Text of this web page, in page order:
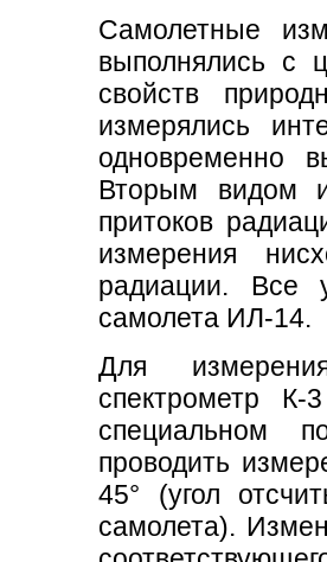
Самолетные
выполнялись с
свойств
измерялись
одновременно
Вторым видом
притоков
измерения
радиации. Все
самолета ИЛ-14.
Для
спектрометр
специальном
проводить
45° (угол
самолета).